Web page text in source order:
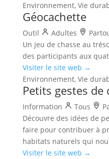
Environnement, Vie
Géocachette
Outil Adultes
Un jeu de chasse au
des participants aux
Visiter le site web →
Environnement, Vie
Petits gestes de
Information Tous
Découvre des idées de
faire pour contribuer à
habitats naturels qui
Visiter le site web →